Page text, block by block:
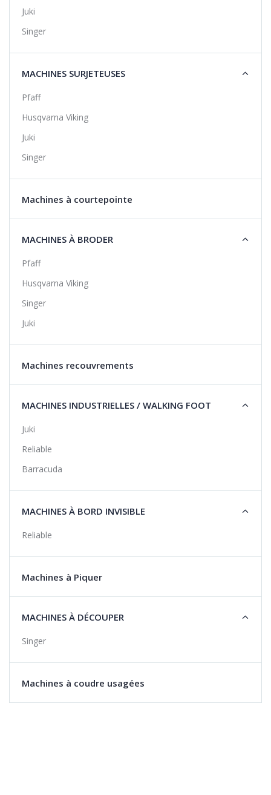
Juki
Singer
MACHINES SURJETEUSES
Pfaff
Husqvarna Viking
Juki
Singer
Machines à courtepointe
MACHINES À BRODER
Pfaff
Husqvarna Viking
Singer
Juki
Machines recouvrements
MACHINES INDUSTRIELLES / WALKING FOOT
Juki
Reliable
Barracuda
MACHINES À BORD INVISIBLE
Reliable
Machines à Piquer
MACHINES À DÉCOUPER
Singer
Machines à coudre usagées